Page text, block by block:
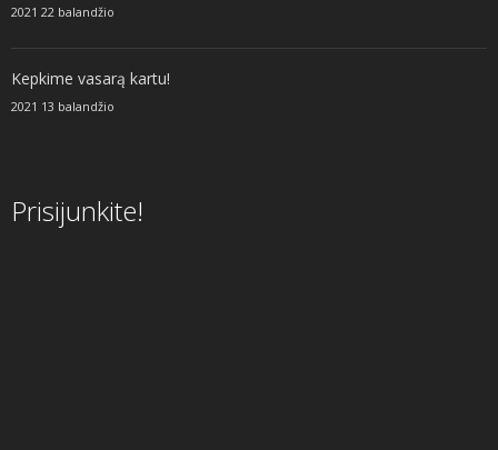
2021 22 balandžio
Kepkime vasarą kartu!
2021 13 balandžio
Prisijunkite!